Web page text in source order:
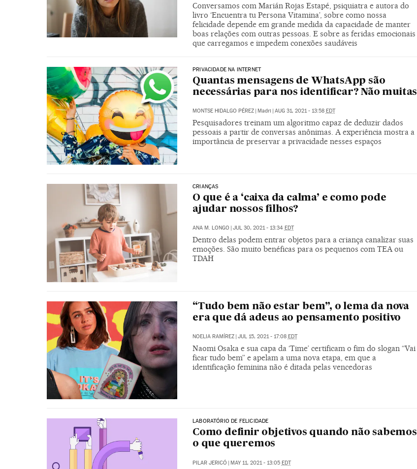
Conversamos com Marián Rojas Estapé, psiquiatra e autora do
livro ‘Encuentra tu Persona Vitamina’, sobre como nossa
felicidade depende em grande medida da capacidade de manter
boas relações com outras pessoas. E sobre as feridas emocionais
que carregamos e impedem conexões saudáveis
PRIVACIDADE NA INTERNET
Quantas mensagens de WhatsApp são
necessárias para nos identificar? Não muitas
MONTSE HIDALGO PÉREZ | Madri | AUG 31, 2021 - 13:58 EDT
Pesquisadores treinam um algoritmo capaz de deduzir dados
pessoais a partir de conversas anônimas. A experiência mostra a
importância de preservar a privacidade nesses espaços
CRIANÇAS
O que é a ‘caixa da calma’ e como pode
ajudar nossos filhos?
ANA M. LONGO JUL 30, 2021 - 13:34 EDT
Dentro delas podem entrar objetos para a criança canalizar suas
emoções. São muito benéficas para os pequenos com TEA ou
TDAH
“Tudo bem não estar bem”, o lema da nova
era que dá adeus ao pensamento positivo
NOELIA RAMÍREZ JUL 15, 2021 - 17:08 EDT
Naomi Osaka e sua capa da ‘Time’ certificam o fim do slogan “Vai
ficar tudo bem” e apelam a uma nova etapa, em que a
identificação feminina não é ditada pelas vencedoras
LABORATÓRIO DE FELICIDADE
Como definir objetivos quando não sabemos
o que queremos
PILAR JERICÓ | MAY 11, 2021 - 13:05 EDT